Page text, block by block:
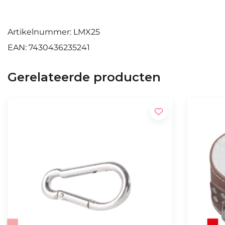
Artikelnummer: LMX25
EAN: 7430436235241
Gerelateerde producten